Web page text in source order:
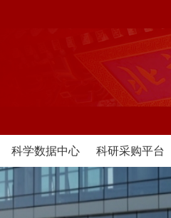
科学数据中心 科研采购平台